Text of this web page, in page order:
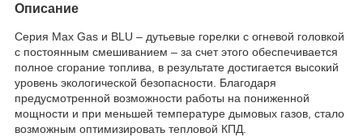
Описание
Серия Max Gas и BLU – дутьевые горелки с огневой головкой
с постоянным смешиванием – за счет этого обеспечивается
полное сгорание топлива, в результате достигается высокий
уровень экологической безопасности. Благодаря
предусмотренной возможности работы на пониженной
мощности и при меньшей температуре дымовых газов, стало
возможным оптимизировать тепловой КПД.